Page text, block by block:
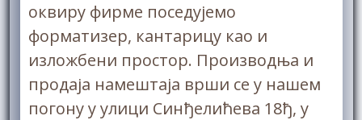
оквиру фирме поседујемо
форматизер, кантарицу као и
изложбени простор. Производња и
продаја намештаја врши се у нашем
погону у улици Синђелићева 18ђ, у